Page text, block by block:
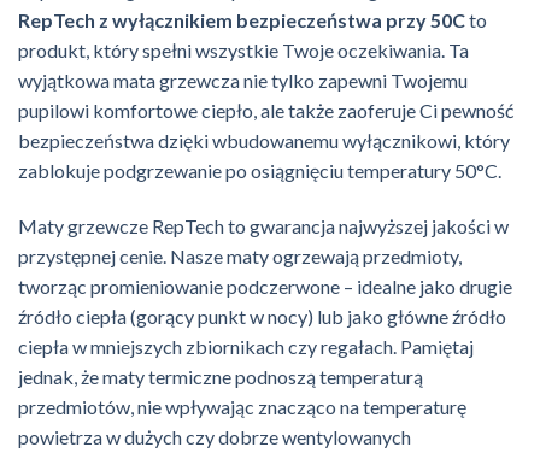
RepTech z wyłącznikiem bezpieczeństwa przy 50Cto
produkt, który spełni wszystkie Twoje oczekiwania. Ta
wyjątkowa mata grzewcza nie tylko zapewni Twojemu
pupilowi komfortowe ciepło, ale także zaoferuje Ci pewność
bezpieczeństwa dzięki wbudowanemu wyłącznikowi, który
zablokuje podgrzewanie po osiągnięciu temperatury 50°C.
Maty grzewcze RepTech to gwarancja najwyższej jakości w
przystępnej cenie. Nasze maty ogrzewają przedmioty,
tworząc promieniowanie podczerwone – idealne jako drugie
źródło ciepła (gorący punkt w nocy) lub jako główne źródło
ciepła w mniejszych zbiornikach czy regałach. Pamiętaj
jednak, że maty termiczne podnoszą temperaturą
przedmiotów, nie wpływając znacząco na temperaturę
powietrza w dużych czy dobrze wentylowanych